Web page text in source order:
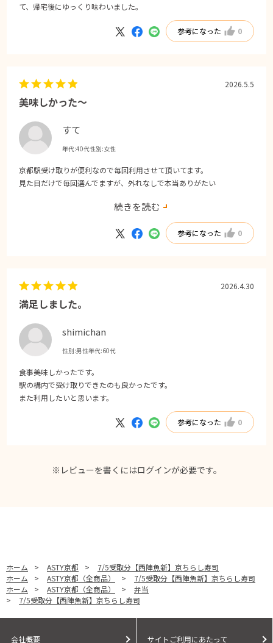
て、帰宅後にゆっくり味わいました。
参考になった 0
美味しかった〜
すて
年代:40代性別:女性
2026.5.5
京都駅受け取りが便利なので毎回利用させて頂いてます。
見た目だけで毎回選んでますが、外れなしで本当ありがたい
煮物焼き物どれもよかったのと、私の好きな生麩が入っててよかった
続きを読む
参考になった 0
満足しました。
shimichan
性別:男性年代:60代
2026.4.30
食事美味しかったです。
駅の構内で受け取りできたのも良かったです。
また利用したいと思います。
参考になった 0
※レビューを書くにはログインが必要です。
ホーム > ASTY京都 >
7/5受取分【西陣魚新】京ちらし寿司
ホーム
> ASTY京都（全商品） >
7/5受取分【西陣魚新】京ちらし寿司
ホーム
> ASTY京都（全商品） >
弁当
>
7/5受取分【西陣魚新】京ちらし寿司
会社概要 サイトご利用にあたって